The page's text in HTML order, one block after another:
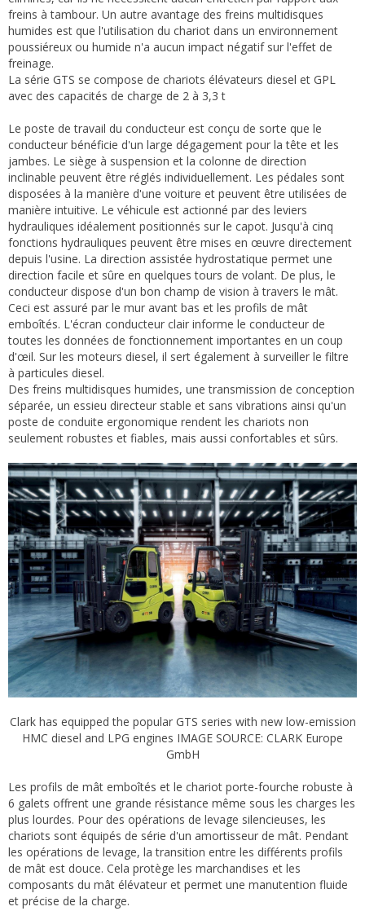
freins à tambour. Un autre avantage des freins multidisques
humides est que l'utilisation du chariot dans un environnement
poussiéreux ou humide n'a aucun impact négatif sur l'effet de
freinage.
La série GTS se compose de chariots élévateurs diesel et GPL
avec des capacités de charge de 2 à 3,3 t
Le poste de travail du conducteur est conçu de sorte que le
conducteur bénéficie d'un large dégagement pour la tête et les
jambes. Le siège à suspension et la colonne de direction
inclinable peuvent être réglés individuellement. Les pédales sont
disposées à la manière d'une voiture et peuvent être utilisées de
manière intuitive. Le véhicule est actionné par des leviers
hydrauliques idéalement positionnés sur le capot. Jusqu'à cinq
fonctions hydrauliques peuvent être mises en œuvre directement
depuis l'usine. La direction assistée hydrostatique permet une
direction facile et sûre en quelques tours de volant. De plus, le
conducteur dispose d'un bon champ de vision à travers le mât.
Ceci est assuré par le mur avant bas et les profils de mât
emboîtés. L'écran conducteur clair informe le conducteur de
toutes les données de fonctionnement importantes en un coup
d'œil. Sur les moteurs diesel, il sert également à surveiller le filtre
à particules diesel.
Des freins multidisques humides, une transmission de conception
séparée, un essieu directeur stable et sans vibrations ainsi qu'un
poste de conduite ergonomique rendent les chariots non
seulement robustes et fiables, mais aussi confortables et sûrs.
Clark has equipped the popular GTS series with new low-emission
HMC diesel and LPG engines IMAGE SOURCE: CLARK Europe
GmbH
Les profils de mât emboîtés et le chariot porte-fourche robuste à
6 galets offrent une grande résistance même sous les charges les
plus lourdes. Pour des opérations de levage silencieuses, les
chariots sont équipés de série d'un amortisseur de mât. Pendant
les opérations de levage, la transition entre les différents profils
de mât est douce. Cela protège les marchandises et les
composants du mât élévateur et permet une manutention fluide
et précise de la charge.